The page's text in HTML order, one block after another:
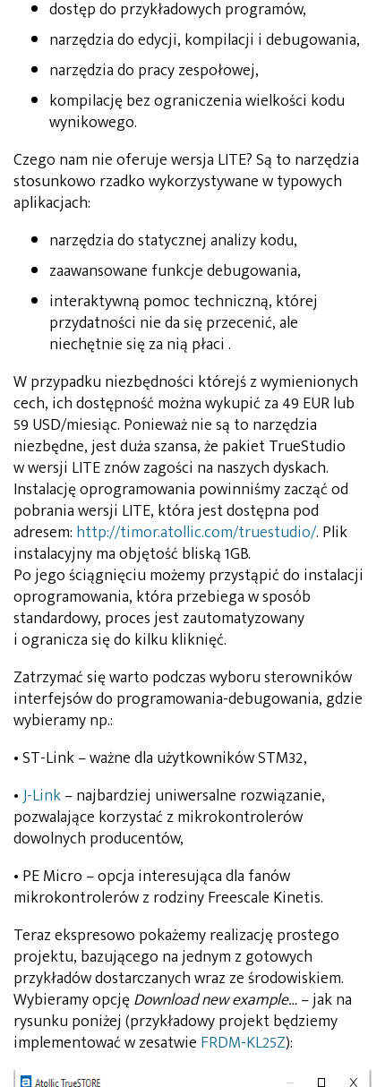
dostęp do przykładowych programów,
narzędzia do edycji, kompilacji i debugowania,
narzędzia do pracy zespołowej,
kompilację bez ograniczenia wielkości kodu
wynikowego.
Czego nam nie oferuje wersja LITE? Są to narzędzia
stosunkowo rzadko wykorzystywane w typowych
aplikacjach:
narzędzia do statycznej analizy kodu,
zaawansowane funkcje debugowania,
interaktywną pomoc techniczną, której
przydatności nie da się przecenić, ale
niechętnie się za nią płaci .
W przypadku niezbędności którejś z wymienionych
cech, ich dostępność można wykupić za 49 EUR lub
59 USD/miesiąc. Ponieważ nie są to narzędzia
niezbędne, jest duża szansa, że pakiet TrueStudio
w wersji LITE znów zagości na naszych dyskach.
Instalację oprogramowania powinniśmy zacząć od
pobrania wersji LITE, która jest dostępna pod
adresem: http://timor.atollic.com/truestudio/. Plik
instalacyjny ma objętość bliską 1GB.
Po jego ściągnięciu możemy przystąpić do instalacji
oprogramowania, która przebiega w sposób
standardowy, proces jest zautomatyzowany
i ogranicza się do kilku kliknięć.
Zatrzymać się warto podczas wyboru sterowników
interfejsów do programowania-debugowania, gdzie
wybieramy np.:
• ST-Link – ważne dla użytkowników STM32,
•J-Link– najbardziej uniwersalne rozwiązanie,
pozwalające korzystać z mikrokontrolerów
dowolnych producentów,
• PE Micro – opcja interesująca dla fanów
mikrokontrolerów z rodziny Freescale Kinetis.
Teraz ekspresowo pokażemy realizację prostego
projektu, bazującego na jednym z gotowych
przykładów dostarczanych wraz ze środowiskiem.
Wybieramy opcjęDownload new example…– jak na
rysunku poniżej (przykładowy projekt będziemy
implementować w zesatwie FRDM-KL25Z):